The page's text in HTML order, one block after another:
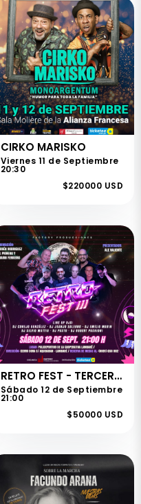
CIRKO MARISKO
Viernes 11 de Septiembre
20:30
$220000 USD
RETRO FEST - TERCERA EDICIÓN
Sábado 12 de Septiembre
21:00
$50000 USD